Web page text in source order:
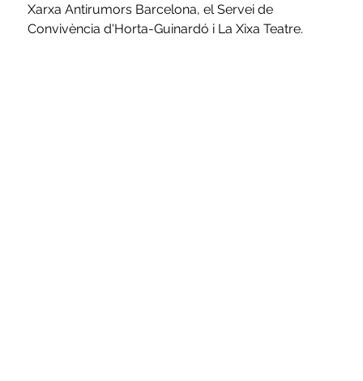
Xarxa Antirumors Barcelona, el Servei de
Convivència d'Horta-Guinardó i La Xixa Teatre.